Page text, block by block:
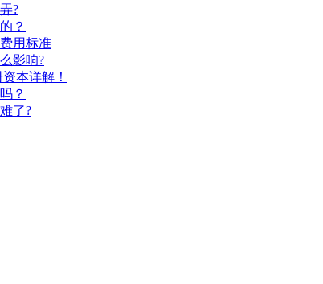
?
？
用标准
影响?
本详解！
？
了?